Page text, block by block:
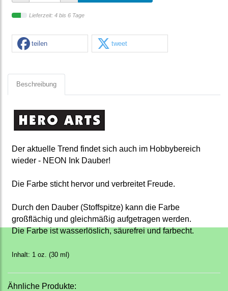
Lieferzeit: 4 bis 6 Tage
teilen tweet
Beschreibung
Der aktuelle Trend findet sich auch im Hobbybereich
wieder - NEON Ink Dauber!
Die Farbe sticht hervor und verbreitet Freude.
Durch den Dauber (Stoffspitze) kann die Farbe
großflächig und gleichmäßig aufgetragen werden.
Die Farbe ist wasserlöslich, säurefrei und farbecht.
Inhalt: 1 oz. (30 ml)
Ähnliche Produkte: